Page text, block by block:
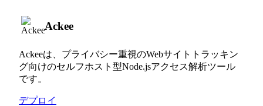
Ackee
Ackeeは、プライバシー重視のWebサイトトラッキン
グ向けのセルフホスト型Node.jsアクセス解析ツール
です。
デプロイ